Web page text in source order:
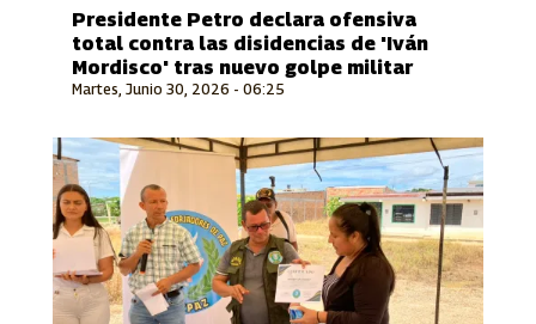
Martes, Junio 30, 2026 - 06:25
Presidente Petro declara ofensiva
total contra las disidencias de 'Iván
Mordisco' tras nuevo golpe militar